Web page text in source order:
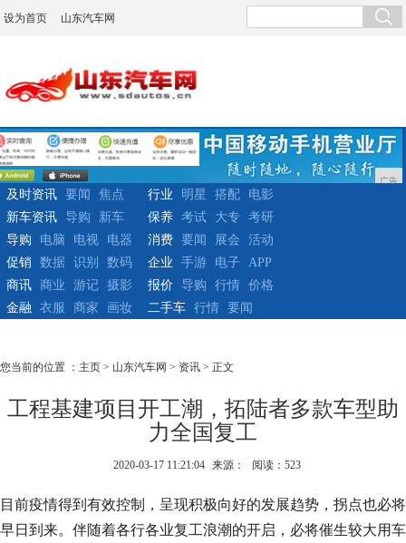
设为首页 山东汽车网
广告
及时资讯 要闻
焦点
新车资讯
导购 新车
行业 明星 搭配
电影
保养
考试 大专
考研
导购
电脑 电视
电器
促销
数据 识别 数码
消费 要闻 展会
活动
企业
手游 电子
APP
商讯
商业 游记
摄影
金融
衣服 商家 画妆
报价 导购 行情
价格
二手车
行情 要闻
您当前的位置 ： 主页 > 山东汽车网 > 资讯 > 正文
工程基建项目开工潮，拓陆者多款车型助
力全国复工
2020-03-17 11:21:04 来源： 阅读：523
目前疫情得到有效控制，呈现积极向好的发展趋势，拐点也必将
早日到来。伴随着各行各业复工浪潮的开启，必将催生较大用车